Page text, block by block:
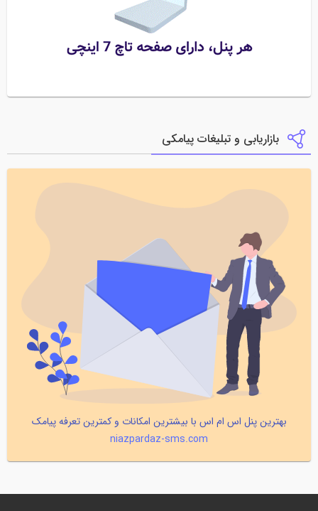
بازاریابی و تبلیغات پیامکی
بهترین پنل اس ام اس با بیشترین امکانات و کمترین تعرفه پیامک
niazpardaz-sms.com